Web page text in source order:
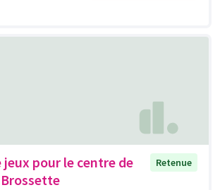
pour le centre de
Retenue